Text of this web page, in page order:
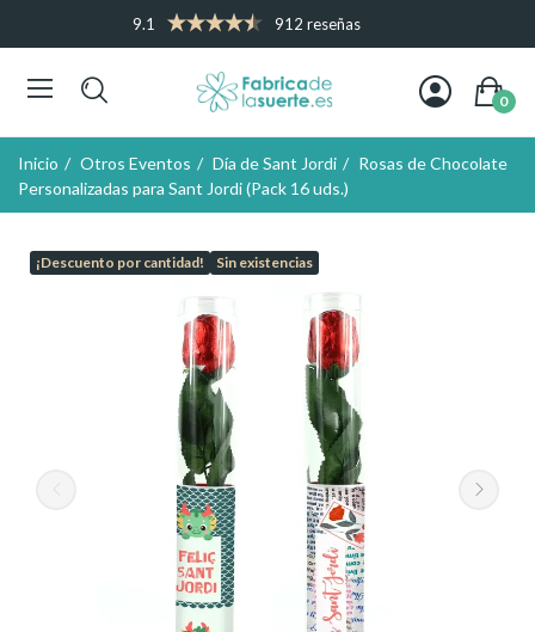
9.1 912 reseñas
0
Inicio Otros Eventos Día de Sant Jordi
Rosas de Chocolate
Personalizadas para Sant Jordi (Pack 16 uds.)
¡Descuento por cantidad! Sin existencias